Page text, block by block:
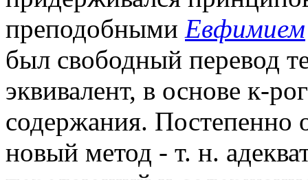
преподобными Евфимием
был свободный перевод
эквивалент, в основе к-
содержания. Постепенно
новый метод - т. н.